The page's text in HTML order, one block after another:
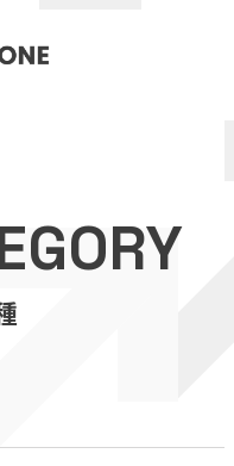
ーション癒々
々